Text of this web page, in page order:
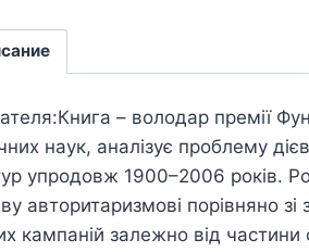
– володар премії
наук, аналізує проблему
упродовж 1900–2006 років.
авторитаризмові порівняно
кампаній залежно від частини